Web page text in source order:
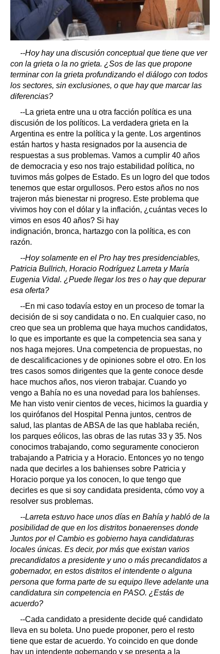
--Hoy hay una discusión conceptual que tiene que ver
con la grieta o la no grieta. ¿Sos de las que propone
terminar con la grieta profundizando el diálogo con todos
los sectores, sin exclusiones, o que hay que marcar las
diferencias?
--La grieta entre una u otra facción política es una
discusión de los políticos. La verdadera grieta en la
Argentina es entre la política y la gente. Los argentinos
están hartos y hasta resignados por la ausencia de
respuestas a sus problemas. Vamos a cumplir 40 años
de democracia y eso nos trajo estabilidad política, no
tuvimos más golpes de Estado. Es un logro del que todos
tenemos que estar orgullosos. Pero estos años no nos
trajeron más bienestar ni progreso. Este problema que
vivimos hoy con el dólar y la inflación, ¿cuántas veces lo
vimos en esos 40 años? Si hay
indignación, bronca, hartazgo con la política, es con
razón.
--Hoy solamente en el Pro hay tres presidenciables,
Patricia Bullrich, Horacio Rodríguez Larreta y María
Eugenia Vidal. ¿Puede llegar los tres o hay que depurar
esa oferta?
--En mi caso todavía estoy en un proceso de tomar la
decisión de si soy candidata o no. En cualquier caso, no
creo que sea un problema que haya muchos candidatos,
lo que es importante es que la competencia sea sana y
nos haga mejores. Una competencia de propuestas, no
de descalificaciones y de opiniones sobre el otro. En los
tres casos somos dirigentes que la gente conoce desde
hace muchos años, nos vieron trabajar. Cuando yo
vengo a Bahía no es una novedad para los bahíenses.
Me han visto venir cientos de veces, hicimos la guardia y
los quirófanos del Hospital Penna juntos, centros de
salud, las plantas de ABSA de las que hablaba recién,
los parques eólicos, las obras de las rutas 33 y 35. Nos
conocimos trabajando, como seguramente conocieron
trabajando a Patricia y a Horacio. Entonces yo no tengo
nada que decirles a los bahienses sobre Patricia y
Horacio porque ya los conocen, lo que tengo que
decirles es que si soy candidata presidenta, cómo voy a
resolver sus problemas.
--Larreta estuvo hace unos días en Bahía y habló de la
posibilidad de que en los distritos bonaerenses donde
Juntos por el Cambio es gobierno haya candidaturas
locales únicas. Es decir, por más que existan varios
precandidatos a presidente y uno o más precandidatos a
gobernador, en estos distritos el intendente o alguna
persona que forma parte de su equipo lleve adelante una
candidatura sin competencia en PASO. ¿Estás de
acuerdo?
--Cada candidato a presidente decide qué candidato
lleva en su boleta. Uno puede proponer, pero el resto
tiene que estar de acuerdo. Yo coincido en que donde
hay un intendente gobernando y se presenta a la